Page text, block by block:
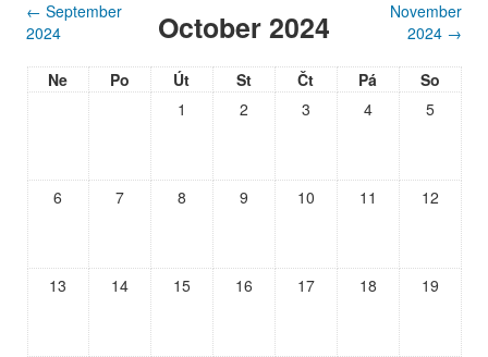
← September
2024
October 2024
November
2024 →
Ne Po Út St Čt Pá
So
1
2 3 4 5
6 7 8 9 10 11 12
13 14 15 16 17 18 19